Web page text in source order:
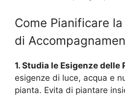
Come Pianificare
di
1. Studia le Esigenze delle
esigenze di luce, acqua e
pianta. Evita di piantare